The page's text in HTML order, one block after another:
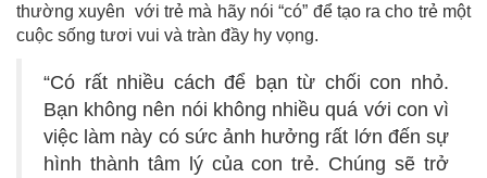
thường xuyên với trẻ mà hãy nói “có” để tạo ra cho trẻ một
cuộc sống tươi vui và tràn đầy hy vọng.
“Có rất nhiều cách để bạn từ chối con nhỏ.
Bạn không nên nói không nhiều quá với con vì
việc làm này có sức ảnh hưởng rất lớn đến sự
hình thành tâm lý của con trẻ. Chúng sẽ trở